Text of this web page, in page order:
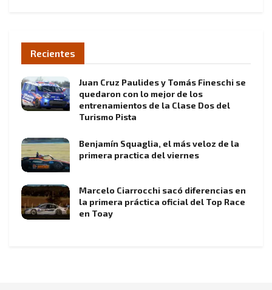
Recientes
Juan Cruz Paulides y Tomás Fineschi se
quedaron con lo mejor de los
entrenamientos de la Clase Dos del
Turismo Pista
Benjamín Squaglia, el más veloz de la
primera practica del viernes
Marcelo Ciarrocchi sacó diferencias en
la primera práctica oficial del Top Race
en Toay